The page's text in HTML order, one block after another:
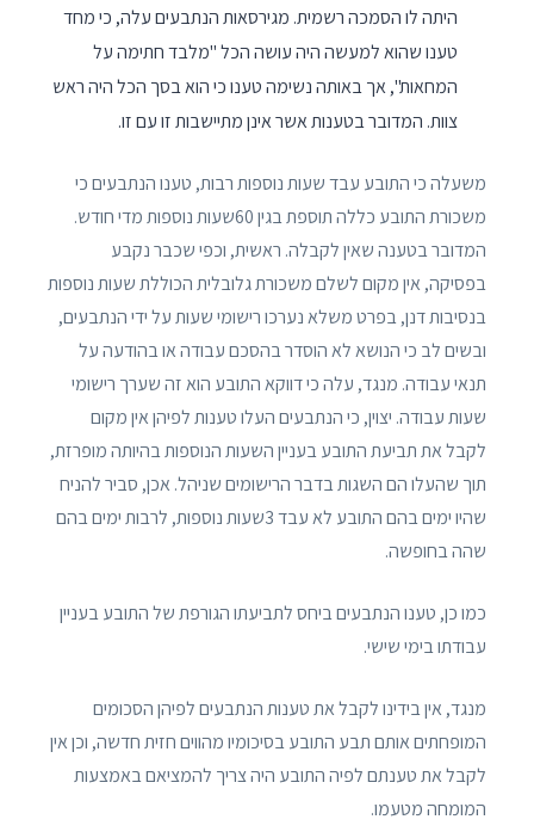
היתה לו הסמכה רשמית. מגירסאות הנתבעים עלה, כי מחד
טענו שהוא למעשה היה עושה הכל "מלבד חתימה על
המחאות", אך באותה נשימה טענו כי הוא בסך הכל היה ראש
צוות. המדובר בטענות אשר אינן מתיישבות זו עם זו.
משעלה כי התובע עבד שעות נוספות רבות, טענו הנתבעים כי
משכורת התובע כללה תוספת בגין 60שעות נוספות מדי חודש.
המדובר בטענה שאין לקבלה. ראשית, וכפי שכבר נקבע
בפסיקה, אין מקום לשלם משכורת גלובלית הכוללת שעות נוספות
בנסיבות דנן, בפרט משלא נערכו רישומי שעות על ידי הנתבעים,
ובשים לב כי הנושא לא הוסדר בהסכם עבודה או בהודעה על
תנאי עבודה. מנגד, עלה כי דווקא התובע הוא זה שערך רישומי
שעות עבודה. יצוין, כי הנתבעים העלו טענות לפיהן אין מקום
לקבל את תביעת התובע בעניין השעות הנוספות בהיותה מופרזת,
תוך שהעלו הם השגות בדבר הרישומים שניהל. אכן, סביר להניח
שהיו ימים בהם התובע לא עבד 3שעות נוספות, לרבות ימים בהם
שהה בחופשה.
כמו כן, טענו הנתבעים ביחס לתביעתו הגורפת של התובע בעניין
עבודתו בימי שישי.
מנגד, אין בידינו לקבל את טענות הנתבעים לפיהן הסכומים
המופחתים אותם תבע התובע בסיכומיו מהווים חזית חדשה, וכן אין
לקבל את טענתם לפיה התובע היה צריך להמציאם באמצעות
המומחה מטעמו.